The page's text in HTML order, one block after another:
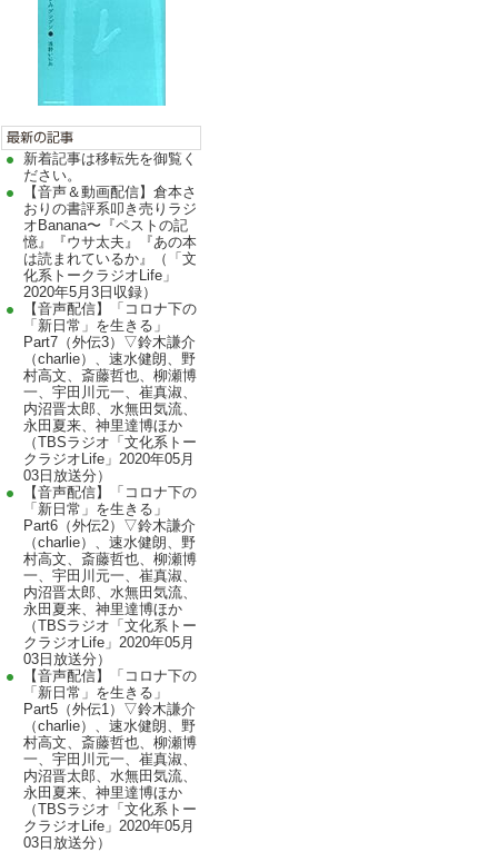
新着記事は移転先を御覧く
ださい。
【音声＆動画配信】倉本さ
おりの書評系叩き売りラジ
オBanana〜『ペストの記
憶』『ウサ太夫』『あの本
は読まれているか』（「文
化系トークラジオLife」
2020年5月3日収録）
【音声配信】「コロナ下の
「新日常」を生きる」
Part7（外伝3）▽鈴木謙介
（charlie）、速水健朗、野
村高文、斎藤哲也、柳瀬博
一、宇田川元一、崔真淑、
内沼晋太郎、水無田気流、
永田夏来、神里達博ほか
（TBSラジオ「文化系トー
クラジオLife」2020年05月
03日放送分）
【音声配信】「コロナ下の
「新日常」を生きる」
Part6（外伝2）▽鈴木謙介
（charlie）、速水健朗、野
村高文、斎藤哲也、柳瀬博
一、宇田川元一、崔真淑、
内沼晋太郎、水無田気流、
永田夏来、神里達博ほか
（TBSラジオ「文化系トー
クラジオLife」2020年05月
03日放送分）
【音声配信】「コロナ下の
「新日常」を生きる」
Part5（外伝1）▽鈴木謙介
（charlie）、速水健朗、野
村高文、斎藤哲也、柳瀬博
一、宇田川元一、崔真淑、
内沼晋太郎、水無田気流、
永田夏来、神里達博ほか
（TBSラジオ「文化系トー
クラジオLife」2020年05月
03日放送分）